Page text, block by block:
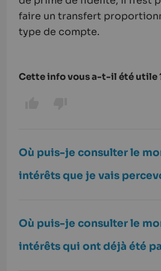
faire un transfert
type de compte.
Cette info vous a-t-il été utile
Où puis-je consulter le
intérêts que je vais
Où puis-je consulter le
intérêts qui ont déjà été